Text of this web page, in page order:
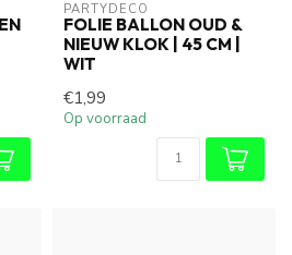
PARTYDECO
FOLIE BALLON OUD &
NIEUW KLOK | 45 CM |
WIT
€1,99
Op voorraad